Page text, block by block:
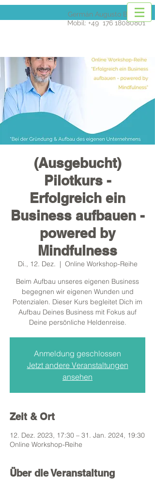
Germán Augusto Barona
Mobil: +49 176 18080801
(Ausgebucht)
Pilotkurs -
Erfolgreich ein
Business aufbauen -
powered by
Mindfulness
Di., 12. Dez.
  |
Online Workshop-Reihe
Beim Aufbau unseres eigenen Business
begegnen wir eigenen Wunden und
Potenzialen. Dieser Kurs begleitet Dich im
Aufbau Deines Business mit Fokus auf
Deine persönliche Heldenreise.
Anmeldung geschlossen
Jetzt andere Veranstaltungen
ansehen
Zeit & Ort
12. Dez. 2023, 17:30 – 31. Jan. 2024, 19:30
Online Workshop-Reihe
Über die Veranstaltung